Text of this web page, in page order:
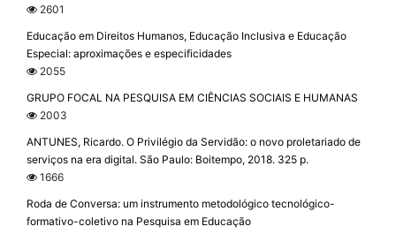
2601
Educação em Direitos Humanos, Educação Inclusiva e Educação
Especial: aproximações e especificidades
2055
GRUPO FOCAL NA PESQUISA EM CIÊNCIAS SOCIAIS E HUMANAS
2003
ANTUNES, Ricardo. O Privilégio da Servidão: o novo proletariado de
serviços na era digital. São Paulo: Boitempo, 2018. 325 p.
1666
Roda de Conversa: um instrumento metodológico tecnológico-
formativo-coletivo na Pesquisa em Educação